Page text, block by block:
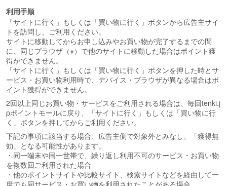
利用手順
「サイトに行く」もしくは「買い物に行く」ボタンから広告主サイ
トを訪問し、ご利用ください。
サイトに移動してからお申し込みやお買い物が完了するまでの間
に、同じブラウザ（※）で他のサイトに移動した場合はポイント獲
得ができません。
「サイトに行く」もしくは「買い物に行く」ボタンを押した時とサ
ービス・お買い物利用時で、デバイス・ブラウザが異なる場合はポ
イント獲得ができません。
2回以上同じお買い物・サービスをご利用される場合は、毎回tenki.j
pポイントモールに戻り、「サイトに行く」もしくは「買い物に行
く」ボタンを押してからご利用ください。
下記の事項に該当する場合、広告主側で対象外とみなし、「獲得無
効」となる可能性があります。
・同一端末や同一世帯で、繰り返し利用不可のサービス・お買い物
を複数回ご利用された場合
・他のポイントサイトや比較サイト、検索サイトなどを経由して一